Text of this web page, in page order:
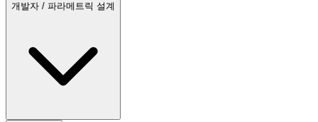
개발자 / 파라메트릭 설계